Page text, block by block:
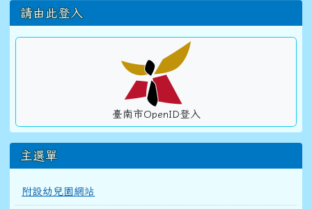
左邊區域內容
請由此登入
臺南市OpenID登入
主選單
附設幼兒園網站